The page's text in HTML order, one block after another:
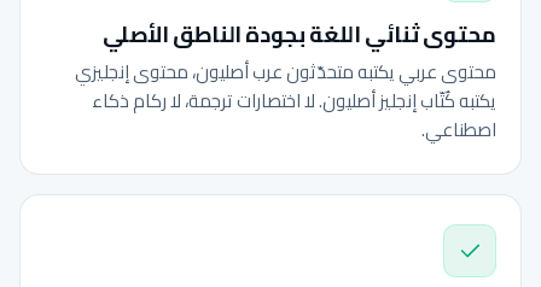
محتوى ثنائي اللغة بجودة الناطق الأصلي
محتوى عربي يكتبه متحدّثون عرب أصليون، محتوى إنجليزي
يكتبه كُتّاب إنجليز أصليون. لا اختصارات ترجمة، لا ركام ذكاء
اصطناعي.